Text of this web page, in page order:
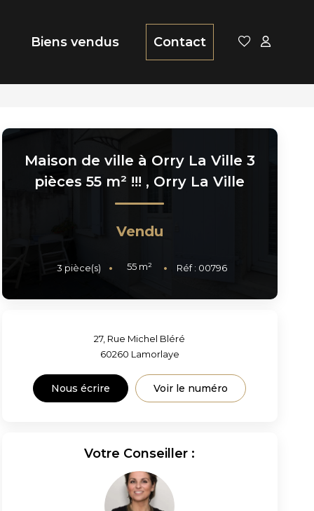
Biens vendus Contact
Maison de ville à Orry La Ville 3
pièces 55 m² !!! , Orry La Ville
Vendu
3 pièce(s) 55 m² Réf : 00796
27, Rue Michel Bléré
60260 Lamorlaye
Nous écrire Voir le numéro
Votre Conseiller :